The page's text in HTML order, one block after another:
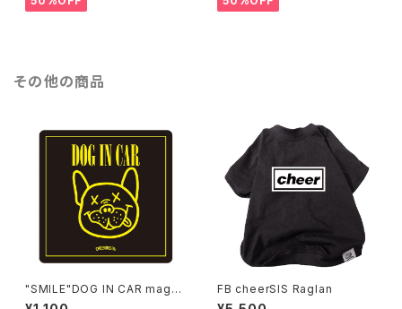
その他の商品
"SMILE"DOG IN CAR magn
et
FB cheerSIS Raglan